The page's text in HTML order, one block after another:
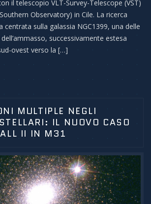
il telescopio VLT-Survey-Telescope (VST)
Southern Observatory) in Cile. La ricerca
centrata sulla galassia NGC1399, una delle
successivamente estesa
ovest verso la […]
MULTIPLE NEGLI
IL NUOVO CASO
II IN M31